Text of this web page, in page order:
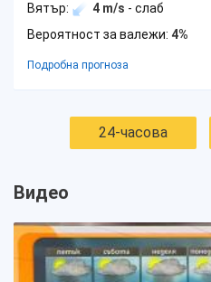
Вятър: 4 m/s - слаб
Вероятност за валежи: 4%
Подробна прогноза
24-часова
Видео